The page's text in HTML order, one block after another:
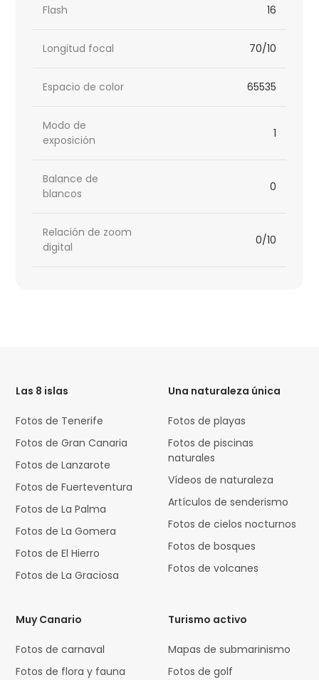
Flash 16
Longitud focal 70/10
Espacio de color 65535
Modo de
exposición
1
Balance de
blancos
0
Relación de zoom
digital
0/10
Las 8 islas
Fotos de Tenerife
Fotos de Gran Canaria
Fotos de Lanzarote
Fotos de Fuerteventura
Fotos de La Palma
Fotos de La Gomera
Fotos de El Hierro
Fotos de La Graciosa
Una naturaleza única
Fotos de playas
Fotos de piscinas
naturales
Vídeos de naturaleza
Artículos de senderismo
Fotos de cielos nocturnos
Fotos de bosques
Fotos de volcanes
Muy Canario
Fotos de carnaval
Fotos de flora y fauna
Turismo activo
Mapas de submarinismo
Fotos de golf